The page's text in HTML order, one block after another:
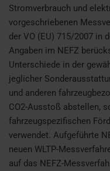
Stromverbrauch und
vorgeschriebenen
der VO (EU) 715/2007 in
Angaben im NEFZ
Unterschiede in der
jeglicher
und anderen
CO2-Ausstoß abstellen,
fahrzeugspezifischen
verwendet. Aufgeführte
neuen WLTP-
auf das NEFZ-